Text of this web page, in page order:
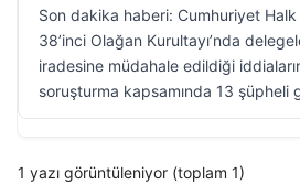
Son dakika haberi: Cumhuriyet Halk
38’inci Olağan Kurultayı’nda
iradesine müdahale edildiği
soruşturma kapsamında 13 şüpheli
1 yazı görüntüleniyor (toplam 1)